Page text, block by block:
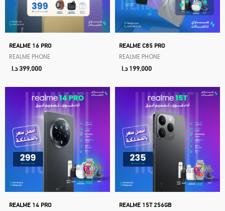
REALME 16 PRO
REALME PHONE
399,000د.ا
REALME C85 PRO
REALME PHONE
199,000د.ا
REALME 14 PRO REALME 15T 256GB